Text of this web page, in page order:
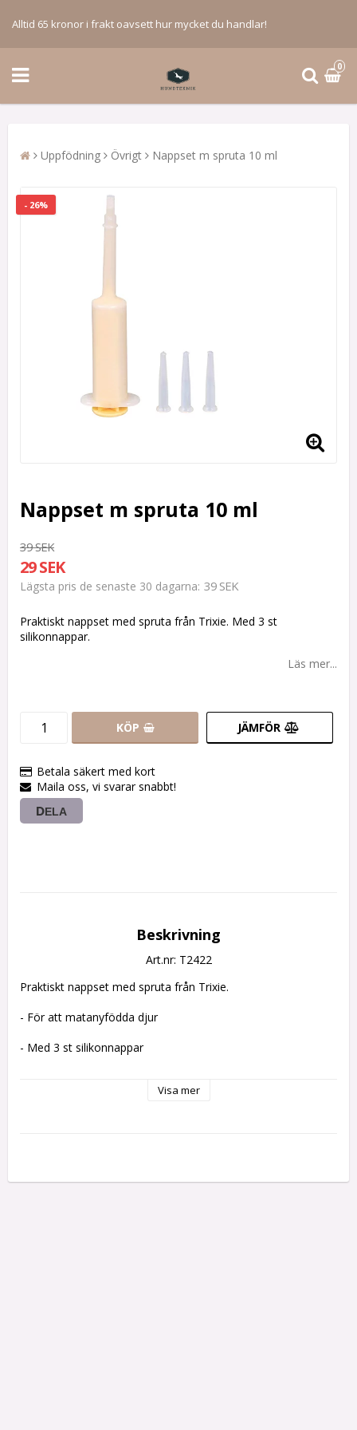
Alltid 65 kronor i frakt oavsett hur mycket du handlar!
0
Uppfödning Övrigt Nappset m spruta 10 ml
- 26%
Nappset m spruta 10 ml
39 SEK
29 SEK
Lägsta pris de senaste 30 dagarna 39 SEK
Praktiskt nappset med spruta från Trixie. Med 3 st
silikonnappar.
Läs mer...
KÖP JÄMFÖR
Betala säkert med kort
Maila oss, vi svarar snabbt!
DELA
Beskrivning
Art.nr: T2422
Praktiskt nappset med spruta från Trixie.
- För att matanyfödda djur
- Med 3 st silikonnappar
Visa mer